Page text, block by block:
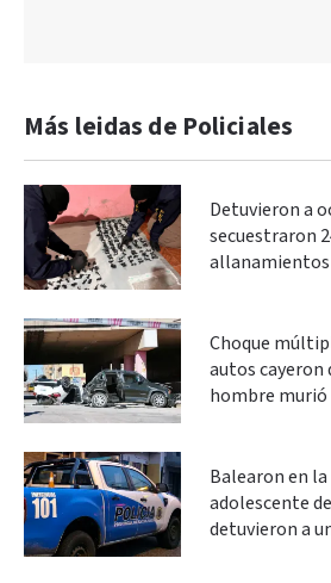
Más leidas de Policiales
Detuvieron a
secuestraron
allanamientos
Choque
autos cayeron
hombre murió
Balearon en
adolescente
detuvieron a